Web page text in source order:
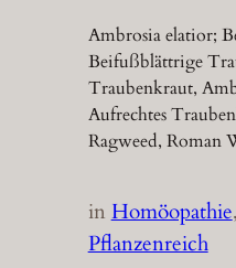
Ambrosia elatior;
Beifußblättrige
Traubenkraut,
Aufrechtes
Ragweed, Roman
inHomöopathie,
Pflanzenreich